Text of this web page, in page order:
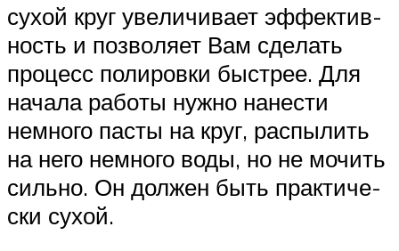
сухой круг уве­ли­чи­ва­ет эффек­тив­
ность и поз­во­ля­ет Вам сде­лать
про­цесс поли­ров­ки быст­рее. Для
нача­ла рабо­ты нуж­но нане­сти
немно­го пас­ты на круг, рас­пы­лить
на него немно­го воды, но не мочить
силь­но. Он дол­жен быть прак­ти­че­
ски сухой.